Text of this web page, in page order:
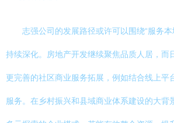
志强公司的发展路径或许可以围绕“服务
持续深化。房地产开发继续聚焦品质人居，而
更完善的社区商业服务拓展，例如结合线上平
服务。在乡村振兴和县域商业体系建设的大背